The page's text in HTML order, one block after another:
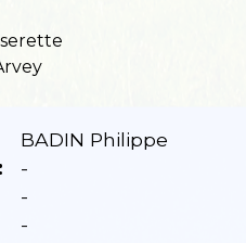
BADIN Philippe
-
-
-